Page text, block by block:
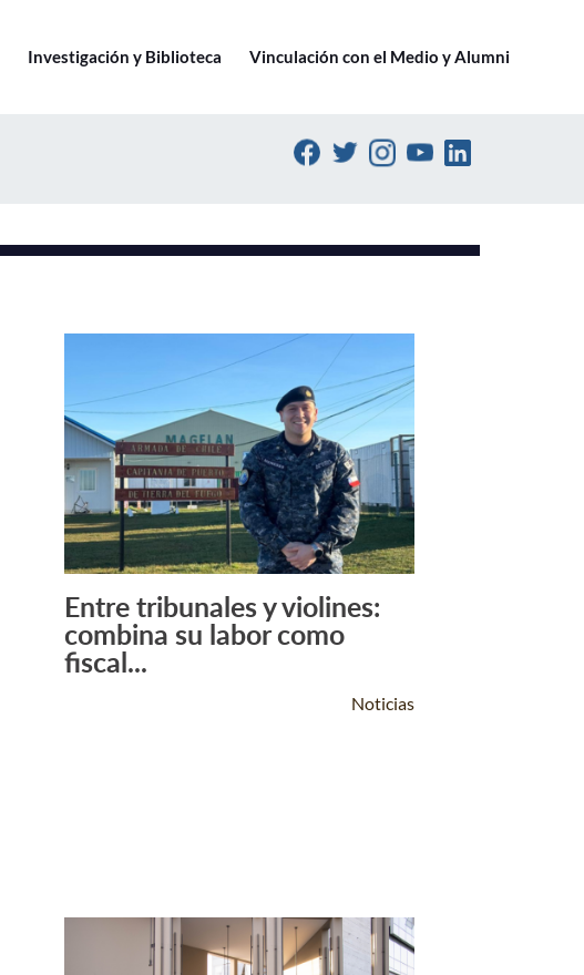
Investigación y Biblioteca Vinculación con el Medio y Alumni
Leer Más +
Entre tribunales y violines:
combina su labor como
fiscal...
Noticias